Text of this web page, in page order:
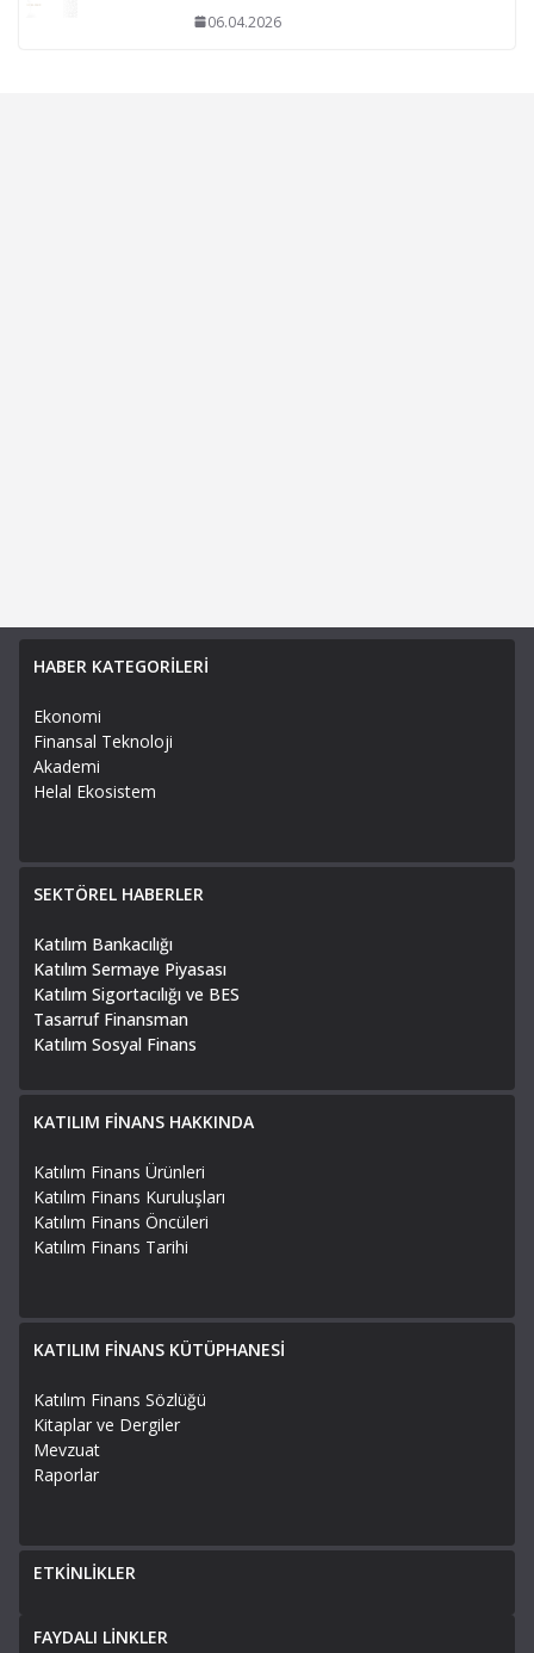
06.04.2026
HABER KATEGORİLERİ
Ekonomi
Finansal Teknoloji
Akademi
Helal Ekosistem
SEKTÖREL HABERLER
Katılım Bankacılığı
Katılım Sermaye Piyasası
Katılım Sigortacılığı ve BES
Tasarruf Finansman
Katılım Sosyal Finans
KATILIM FİNANS HAKKINDA
Katılım Finans Ürünleri
Katılım Finans Kuruluşları
Katılım Finans Öncüleri
Katılım Finans Tarihi
KATILIM FİNANS KÜTÜPHANESİ
Katılım Finans Sözlüğü
Kitaplar ve Dergiler
Mevzuat
Raporlar
ETKİNLİKLER
FAYDALI LİNKLER